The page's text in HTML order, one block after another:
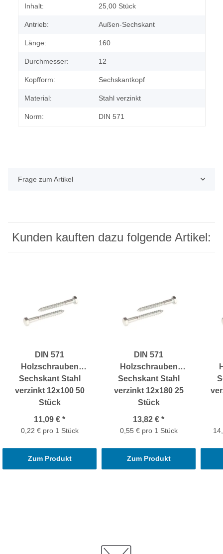
Produkteigenschaft
Wert
Inhalt: 25,00 Stück
Antrieb: Außen-Sechskant
Länge: 160
Durchmesser: 12
Kopfform: Sechskantkopf
Material: Stahl verzinkt
Norm: DIN 571
Frage zum Artikel
Kunden kauften dazu folgende Artikel:
DIN 571
Holzschrauben
Sechskant Stahl
verzinkt 12x100 50
Stück
11,09 € *
0,22 € pro 1 Stück
Zum Produkt
DIN 571
Holzschrauben
Sechskant Stahl
verzinkt 12x180 25
Stück
13,82 € *
0,55 € pro 1 Stück
Zum Produkt